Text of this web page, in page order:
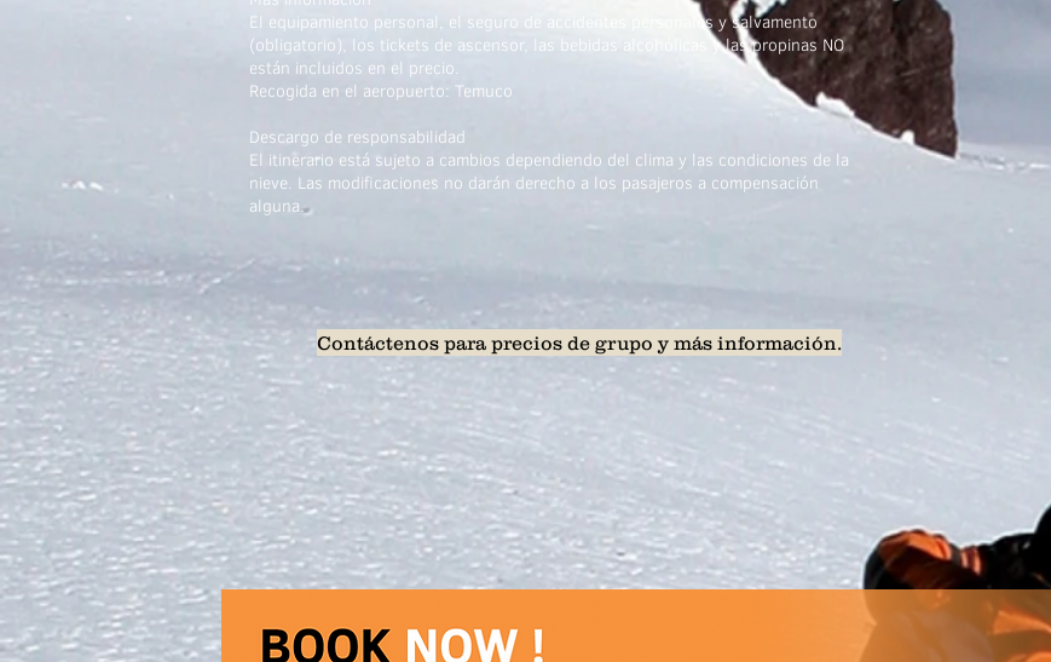
El equipamiento personal, el seguro de accidentes personales y salvamento
(obligatorio), los tickets de ascensor, las bebidas alcohólicas y las propinas NO
están incluidos en el precio.
Recogida en el aeropuerto: Temuco
Descargo de responsabilidad
El itinerario está sujeto a cambios dependiendo del clima y las condiciones de la
nieve. Las modificaciones no darán derecho a los pasajeros a compensación
alguna.
Contáctenos para precios de grupo y más información.